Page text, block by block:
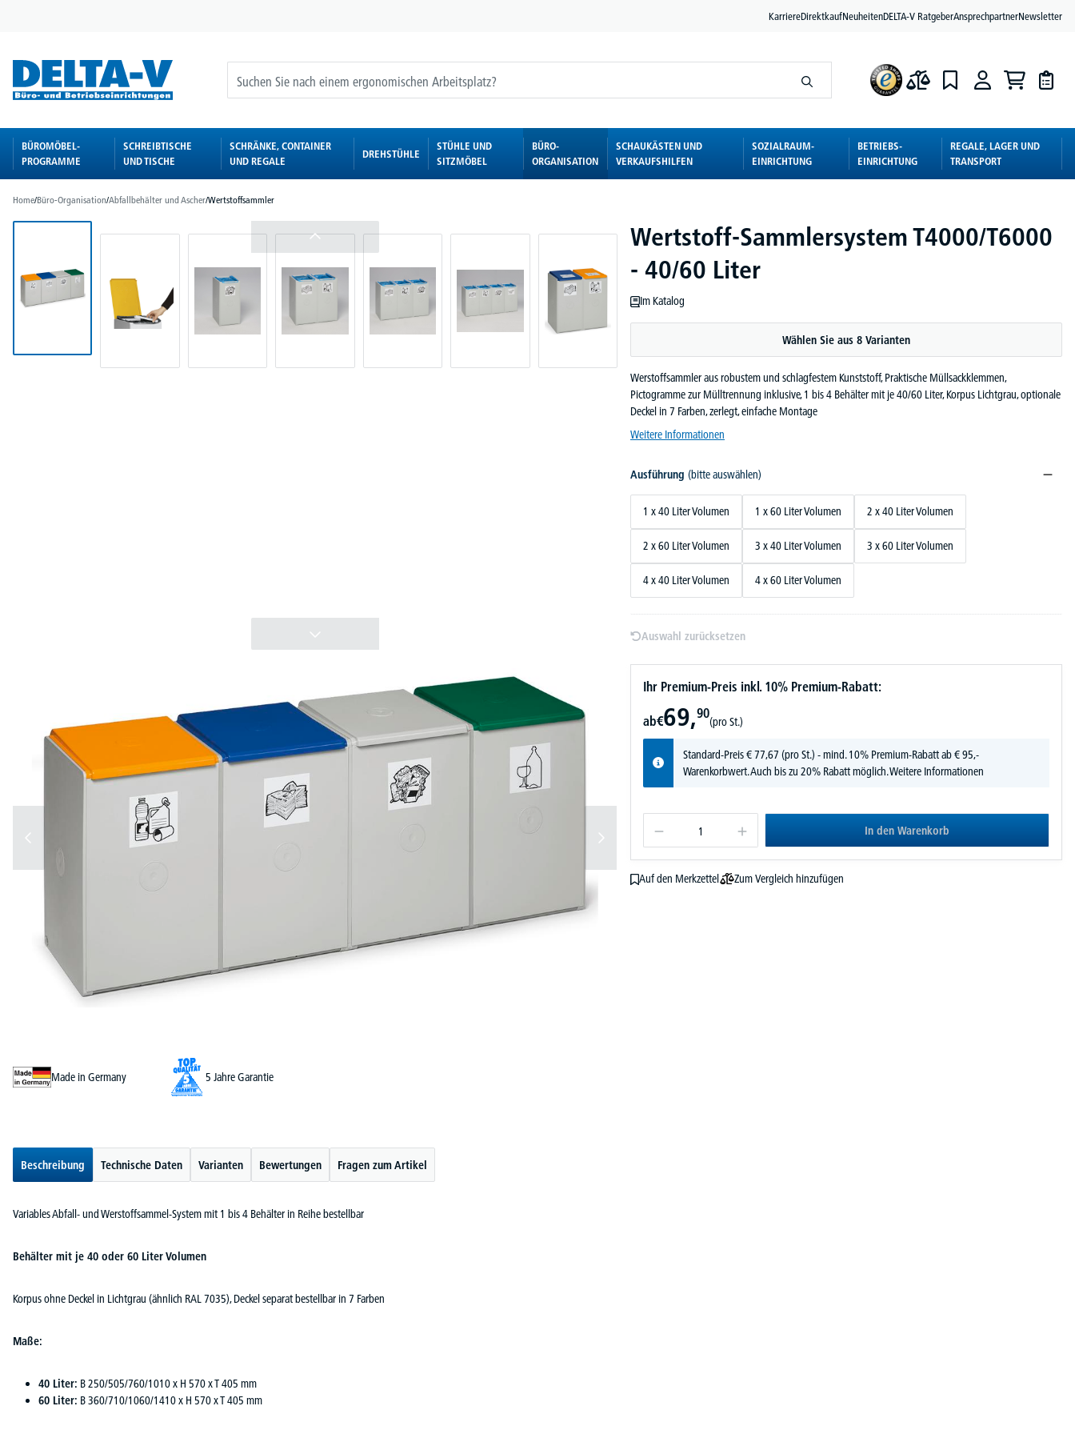
KarriereDirektkaufNeuheitenDELTA-V RatgeberAnsprechpartnerNewsletter
BÜROMÖBEL-
PROGRAMME
SCHREIBTISCHE
UND TISCHE
SCHRÄNKE, CONTAINER
UND REGALE
DREHSTÜHLE
STÜHLE UND
SITZMÖBEL
BÜRO-
ORGANISATION
SCHAUKÄSTEN UND
VERKAUFSHILFEN
SOZIALRAUM-
EINRICHTUNG
BETRIEBS-
EINRICHTUNG
REGALE, LAGER UND
TRANSPORT
Home/Büro-Organisation/Abfallbehälter und Ascher/Wertstoffsammler
Wertstoff-Sammlersystem T4000/T6000
- 40/60 Liter
Im Katalog
Wählen Sie aus 8 Varianten
Werstoffsammler aus robustem und schlagfestem Kunststoff, Praktische Müllsackklemmen,
Pictogramme zur Mülltrennung inklusive, 1 bis 4 Behälter mit je 40/60 Liter, Korpus Lichtgrau, optionale
Deckel in 7 Farben, zerlegt, einfache Montage
Weitere Informationen
Ausführung (bitte auswählen)
1 x 40 Liter Volumen 1 x 60 Liter Volumen 2 x 40 Liter Volumen
2 x 60 Liter Volumen 3 x 40 Liter Volumen 3 x 60 Liter Volumen
4 x 40 Liter Volumen 4 x 60 Liter Volumen
Auswahl zurücksetzen
Ihr Premium-Preis inkl. 10% Premium-Rabatt:
ab€69,90
(pro St.)
Standard-Preis€77,67 (pro St.) - mind. 10% Premium-Rabatt ab € 95,-
Warenkorbwert. Auch bis zu 20% Rabatt möglich.Weitere Informationen
In den Warenkorb
Auf den Merkzettel Zum Vergleich hinzufügen
Made in Germany 5 Jahre Garantie
Beschreibung Technische Daten Varianten Bewertungen Fragen zum Artikel
Variables Abfall- und Werstoffsammel-System mit 1 bis 4 Behälter in Reihe bestellbar
Behälter mit je 40 oder 60 Liter Volumen
Korpus ohne Deckel in Lichtgrau (ähnlich RAL 7035), Deckel separat bestellbar in 7 Farben
Maße:
40 Liter: B 250/505/760/1010 x H 570 x T 405 mm
60 Liter: B 360/710/1060/1410 x H 570 x T 405 mm